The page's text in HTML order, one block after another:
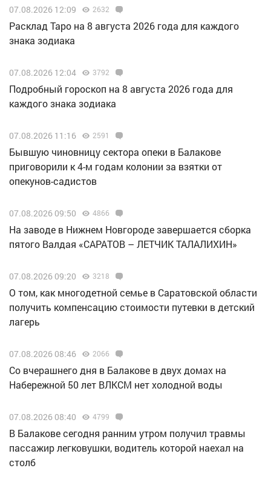
07.08.2026 12:09 2632
Расклад Таро на 8 августа 2026 года для каждого
знака зодиака
07.08.2026 12:04 3792
Подробный гороскоп на 8 августа 2026 года для
каждого знака зодиака
07.08.2026 11:16 2591
Бывшую чиновницу сектора опеки в Балакове
приговорили к 4-м годам колонии за взятки от
опекунов-садистов
07.08.2026 09:50 4866
Н️а заводе в Нижнем Новгороде завершается сборка
пятого Валдая «САРАТОВ – ЛЕТЧИК ТАЛАЛИХИН»
07.08.2026 09:20 3218
О том, как многодетной семье в Саратовской области
получить компенсацию стоимости путевки в детский
лагерь
07.08.2026 08:46 2066
Со вчерашнего дня в Балакове в двух домах на
Набережной 50 лет ВЛКСМ нет холодной воды
07.08.2026 08:40 4799
В Балакове сегодня ранним утром получил травмы
пассажир легковушки, водитель которой наехал на
столб